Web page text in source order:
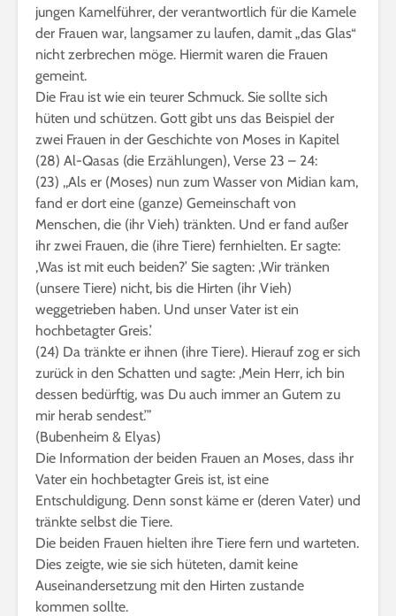
jungen Kamelführer, der verantwortlich für die Kamele
der Frauen war, langsamer zu laufen, damit „das Glas“
nicht zerbrechen möge. Hiermit waren die Frauen
gemeint.
Die Frau ist wie ein teurer Schmuck. Sie sollte sich
hüten und schützen. Gott gibt uns das Beispiel der
zwei Frauen in der Geschichte von Moses in Kapitel
(28) Al-Qasas (die Erzählungen), Verse 23 – 24:
(23) ,,Als er (Moses) nun zum Wasser von Midian kam,
fand er dort eine (ganze) Gemeinschaft von
Menschen, die (ihr Vieh) tränkten. Und er fand außer
ihr zwei Frauen, die (ihre Tiere) fernhielten. Er sagte:
,Was ist mit euch beiden?’ Sie sagten: ,Wir tränken
(unsere Tiere) nicht, bis die Hirten (ihr Vieh)
weggetrieben haben. Und unser Vater ist ein
hochbetagter Greis.’
(24) Da tränkte er ihnen (ihre Tiere). Hierauf zog er sich
zurück in den Schatten und sagte: ,Mein Herr, ich bin
dessen bedürftig, was Du auch immer an Gutem zu
mir herab sendest.’”
(Bubenheim & Elyas)
Die Information der beiden Frauen an Moses, dass ihr
Vater ein hochbetagter Greis ist, ist eine
Entschuldigung. Denn sonst käme er (deren Vater) und
tränkte selbst die Tiere.
Die beiden Frauen hielten ihre Tiere fern und warteten.
Dies zeigte, wie sie sich hüteten, damit keine
Auseinandersetzung mit den Hirten zustande
kommen sollte.